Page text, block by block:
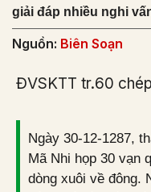
giải đáp nhiều nghi
Nguồn: Biên Soạn
ĐVSKTT tr.60
Ngày 30-12-1287,
Mã Nhi họp 30 vạn
dòng xuôi về đông.